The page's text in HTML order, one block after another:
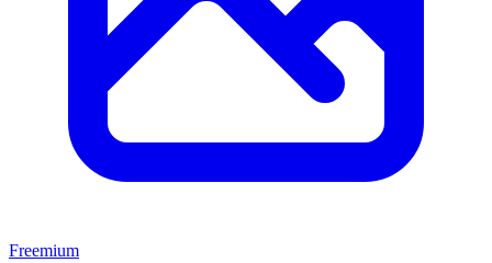
Freemium